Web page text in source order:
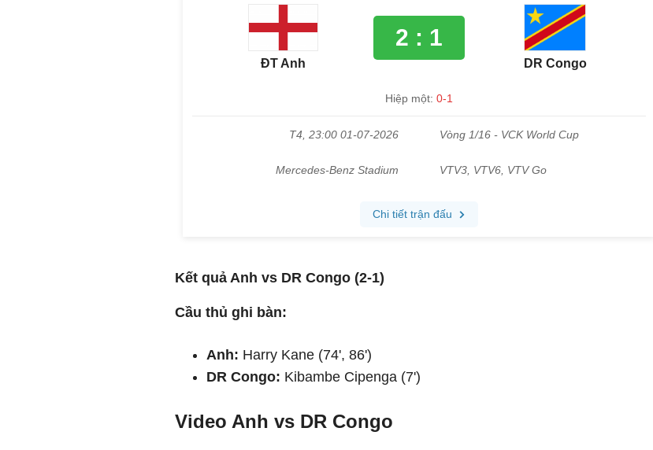
Kết quả Anh vs DR Congo (2-1)
Cầu thủ ghi bàn:
Anh: Harry Kane (74', 86')
DR Congo: Kibambe Cipenga (7')
Video Anh vs DR Congo